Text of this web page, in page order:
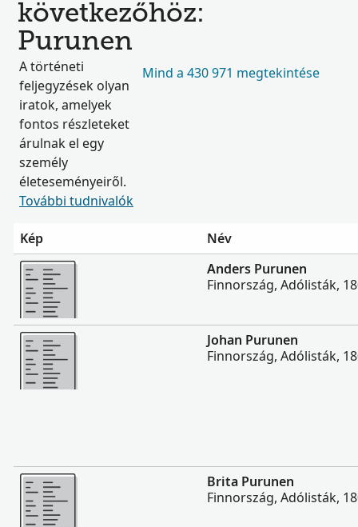
következőhöz:
Purunen
A történeti
feljegyzések olyan
iratok, amelyek
fontos részleteket
árulnak el egy
személy
életeseményeiről.
További tudnivalók
Mind a 430 971 megtekintése
Kép
Név
Több
Anders Purunen
Finnország, Adólisták,
Több
Johan Purunen
Finnország, Adólisták,
Több
Brita Purunen
Finnország, Adólisták,